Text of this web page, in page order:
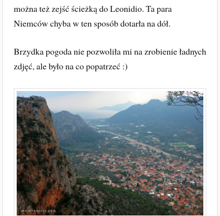
można też zejść ścieżką do Leonidio. Ta para
Niemców chyba w ten sposób dotarła na dół.
Brzydka pogoda nie pozwoliła mi na zrobienie ładnych
zdjęć, ale było na co popatrzeć :)